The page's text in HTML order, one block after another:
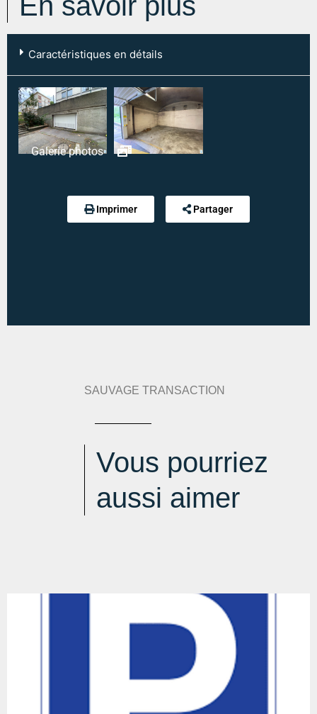
Caractéristiques en détails
Ville :ROUEN
Secteur :SAINT SEVER
Référence :LETOUR-CART-BOXMOTO
Dépôt de garantie :50 €
Galerie photos
Imprimer Partager
SAUVAGE TRANSACTION
Vous pourriez
aussi aimer